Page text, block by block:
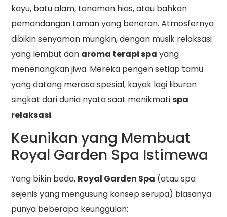
kayu, batu alam, tanaman hias, atau bahkan
pemandangan taman yang beneran. Atmosfernya
dibikin senyaman mungkin, dengan musik relaksasi
yang lembut dan aroma terapi spa yang
menenangkan jiwa. Mereka pengen setiap tamu
yang datang merasa spesial, kayak lagi liburan
singkat dari dunia nyata saat menikmatispa
relaksasi.
Keunikan yang Membuat
Royal Garden Spa Istimewa
Yang bikin beda, Royal Garden Spa (atau spa
sejenis yang mengusung konsep serupa) biasanya
punya beberapa keunggulan: